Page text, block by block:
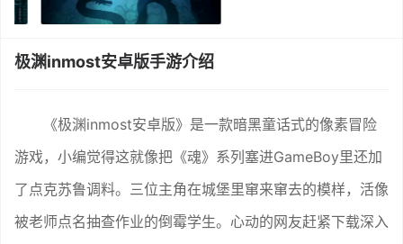
极渊inmost安卓版手游介绍
《极渊inmost安卓版》是一款暗黑童话式的像素冒险
游戏，小编觉得这就像把《魂》系列塞进GameBoy里还加
了点克苏鲁调料。三位主角在城堡里窜来窜去的模样，活像
被老师点名抽查作业的倒霉学生。心动的网友赶紧下载深入